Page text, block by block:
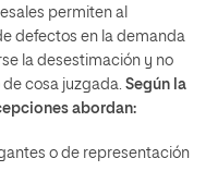
permiten al
defectos en la demanda
la desestimación y no
cosa juzgada. Según la
abordan:
o de representación